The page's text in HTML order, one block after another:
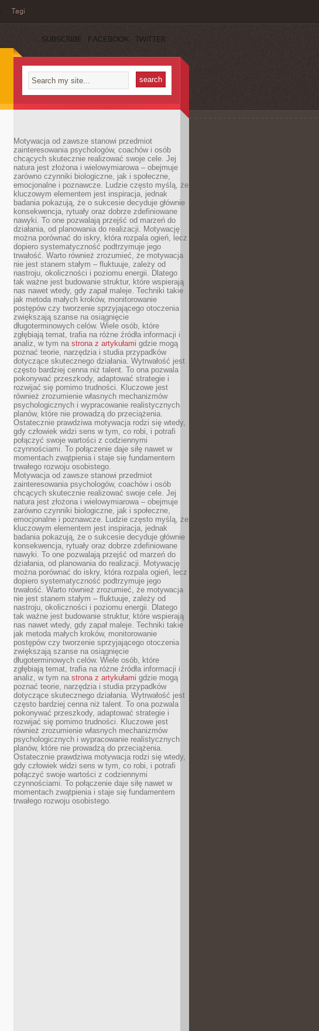
Tagi
SUBSCRIBE FACEBOOK TWITTER
Motywacja od zawsze stanowi przedmiot
zainteresowania psychologów, coachów i osób
chcących skutecznie realizować swoje cele. Jej
natura jest złożona i wielowymiarowa – obejmuje
zarówno czynniki biologiczne, jak i społeczne,
emocjonalne i poznawcze. Ludzie często myślą, że
kluczowym elementem jest inspiracja, jednak
badania pokazują, że o sukcesie decyduje głównie
konsekwencja, rytuały oraz dobrze zdefiniowane
nawyki. To one pozwalają przejść od marzeń do
działania, od planowania do realizacji. Motywację
można porównać do iskry, która rozpala ogień, lecz
dopiero systematyczność podtrzymuje jego
trwałość. Warto również zrozumieć, że motywacja
nie jest stanem stałym – fluktuuje, zależy od
nastroju, okoliczności i poziomu energii. Dlatego
tak ważne jest budowanie struktur, które wspierają
nas nawet wtedy, gdy zapał maleje. Techniki takie
jak metoda małych kroków, monitorowanie
postępów czy tworzenie sprzyjającego otoczenia
zwiększają szanse na osiągnięcie
długoterminowych celów. Wiele osób, które
zgłębiają temat, trafia na różne źródła informacji i
analiz, w tym na strona z artykułami gdzie mogą
poznać teorie, narzędzia i studia przypadków
dotyczące skutecznego działania. Wytrwałość jest
często bardziej cenna niż talent. To ona pozwala
pokonywać przeszkody, adaptować strategie i
rozwijać się pomimo trudności. Kluczowe jest
również zrozumienie własnych mechanizmów
psychologicznych i wypracowanie realistycznych
planów, które nie prowadzą do przeciążenia.
Ostatecznie prawdziwa motywacja rodzi się wtedy,
gdy człowiek widzi sens w tym, co robi, i potrafi
połączyć swoje wartości z codziennymi
czynnościami. To połączenie daje siłę nawet w
momentach zwątpienia i staje się fundamentem
trwałego rozwoju osobistego.
Motywacja od zawsze stanowi przedmiot
zainteresowania psychologów, coachów i osób
chcących skutecznie realizować swoje cele. Jej
natura jest złożona i wielowymiarowa – obejmuje
zarówno czynniki biologiczne, jak i społeczne,
emocjonalne i poznawcze. Ludzie często myślą, że
kluczowym elementem jest inspiracja, jednak
badania pokazują, że o sukcesie decyduje głównie
konsekwencja, rytuały oraz dobrze zdefiniowane
nawyki. To one pozwalają przejść od marzeń do
działania, od planowania do realizacji. Motywację
można porównać do iskry, która rozpala ogień, lecz
dopiero systematyczność podtrzymuje jego
trwałość. Warto również zrozumieć, że motywacja
nie jest stanem stałym – fluktuuje, zależy od
nastroju, okoliczności i poziomu energii. Dlatego
tak ważne jest budowanie struktur, które wspierają
nas nawet wtedy, gdy zapał maleje. Techniki takie
jak metoda małych kroków, monitorowanie
postępów czy tworzenie sprzyjającego otoczenia
zwiększają szanse na osiągnięcie
długoterminowych celów. Wiele osób, które
zgłębiają temat, trafia na różne źródła informacji i
analiz, w tym na strona z artykułami gdzie mogą
poznać teorie, narzędzia i studia przypadków
dotyczące skutecznego działania. Wytrwałość jest
często bardziej cenna niż talent. To ona pozwala
pokonywać przeszkody, adaptować strategie i
rozwijać się pomimo trudności. Kluczowe jest
również zrozumienie własnych mechanizmów
psychologicznych i wypracowanie realistycznych
planów, które nie prowadzą do przeciążenia.
Ostatecznie prawdziwa motywacja rodzi się wtedy,
gdy człowiek widzi sens w tym, co robi, i potrafi
połączyć swoje wartości z codziennymi
czynnościami. To połączenie daje siłę nawet w
momentach zwątpienia i staje się fundamentem
trwałego rozwoju osobistego.